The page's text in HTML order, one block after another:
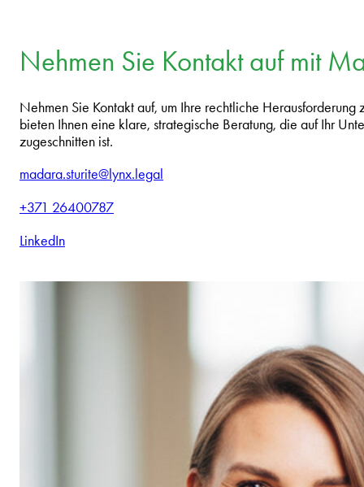
Nehmen Sie Kontakt auf mit
Nehmen Sie Kontakt auf, um Ihre rechtliche Herausforderung
bieten Ihnen eine klare, strategische Beratung, die auf Ihr
zugeschnitten ist.
madara.sturite@lynx.legal
+371 26400787
LinkedIn